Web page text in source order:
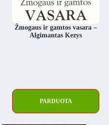
Žmogaus ir gamtos vasara –
Algimantas Kezys
PARDUOTA